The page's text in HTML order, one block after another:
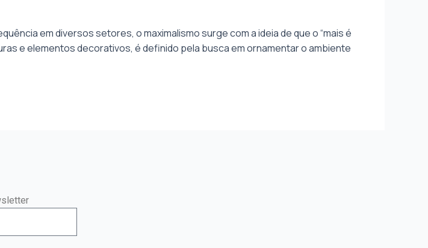
em diversos setores, o maximalismo surge com a ideia de que o “mais é
e elementos decorativos, é definido pela busca em ornamentar o ambiente